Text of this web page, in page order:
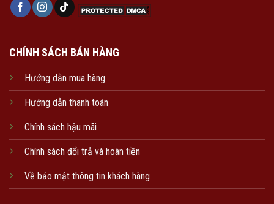
CHÍNH SÁCH BÁN HÀNG
Hướng dẫn mua hàng
Hướng dẫn thanh toán
Chính sách hậu mãi
Chính sách đổi trả và hoàn tiền
Về bảo mật thông tin khách hàng